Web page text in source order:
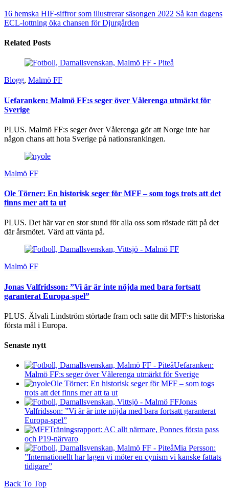
16 hemska HIF-siffror som illustrerar säsongen 2022 Så kan dagens
ECL-lottning öka chansen för Djurgården
Related Posts
Blogg, Malmö FF
Uefaranken: Malmö FF:s seger över Vålerenga utmärkt för
Sverige
PLUS. Malmö FF:s seger över Vålerenga gör att Norge inte har
någon chans att hota Sverige på nationsrankingen.
Malmö FF
Ole Törner: En historisk seger för MFF – som togs trots att det
finns mer att ta ut
PLUS. Det här var en stor stund för alla oss som röstade rätt på det
där årsmötet. Värd att vänta på.
Malmö FF
Jonas Valfridsson: ”Vi är är inte nöjda med bara fortsatt
garanterat Europa-spel”
PLUS. Älvali Lindström störtade fram och satte dit MFF:s historiska
första mål i Europa.
Senaste nytt
Uefaranken:
Malmö FF:s seger över Vålerenga utmärkt för Sverige
Ole Törner: En historisk seger för MFF – som togs
trots att det finns mer att ta ut
Jonas
Valfridsson: ”Vi är är inte nöjda med bara fortsatt garanterat
Europa-spel”
Träningsrapport: AC allt närmare, Ponnes första pass
och P19-närvaro
Mia Persson:
”Internationellt har lagen vi möter en cynism vi kanske fattats
tidigare”
Back To Top